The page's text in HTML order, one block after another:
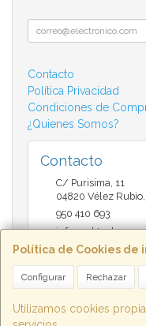
Política de Cookies de
Configurar Rechazar
Utilizamos cookies
Contacto
Política Privacidad
Condiciones de
¿Quienes Somos?
Contacto
C/ Purisima, 11
04820 Vélez Rubio
950 410 693
Horario
9:30 a 14:00 y de 17:00